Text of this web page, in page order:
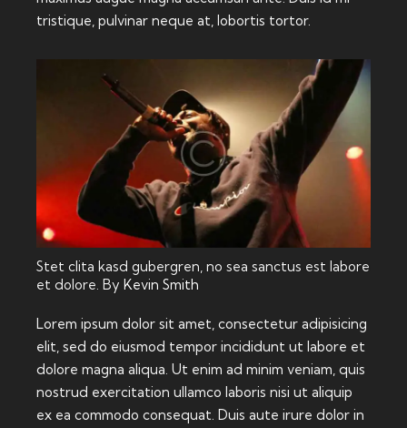
tristique, pulvinar neque at, lobortis tortor.
Stet clita kasd gubergren, no sea sanctus est labore
et dolore. By Kevin Smith
Lorem ipsum dolor sit amet, consectetur adipisicing
elit, sed do eiusmod tempor incididunt ut labore et
dolore magna aliqua. Ut enim ad minim veniam, quis
nostrud exercitation ullamco laboris nisi ut aliquip
ex ea commodo consequat. Duis aute irure dolor in